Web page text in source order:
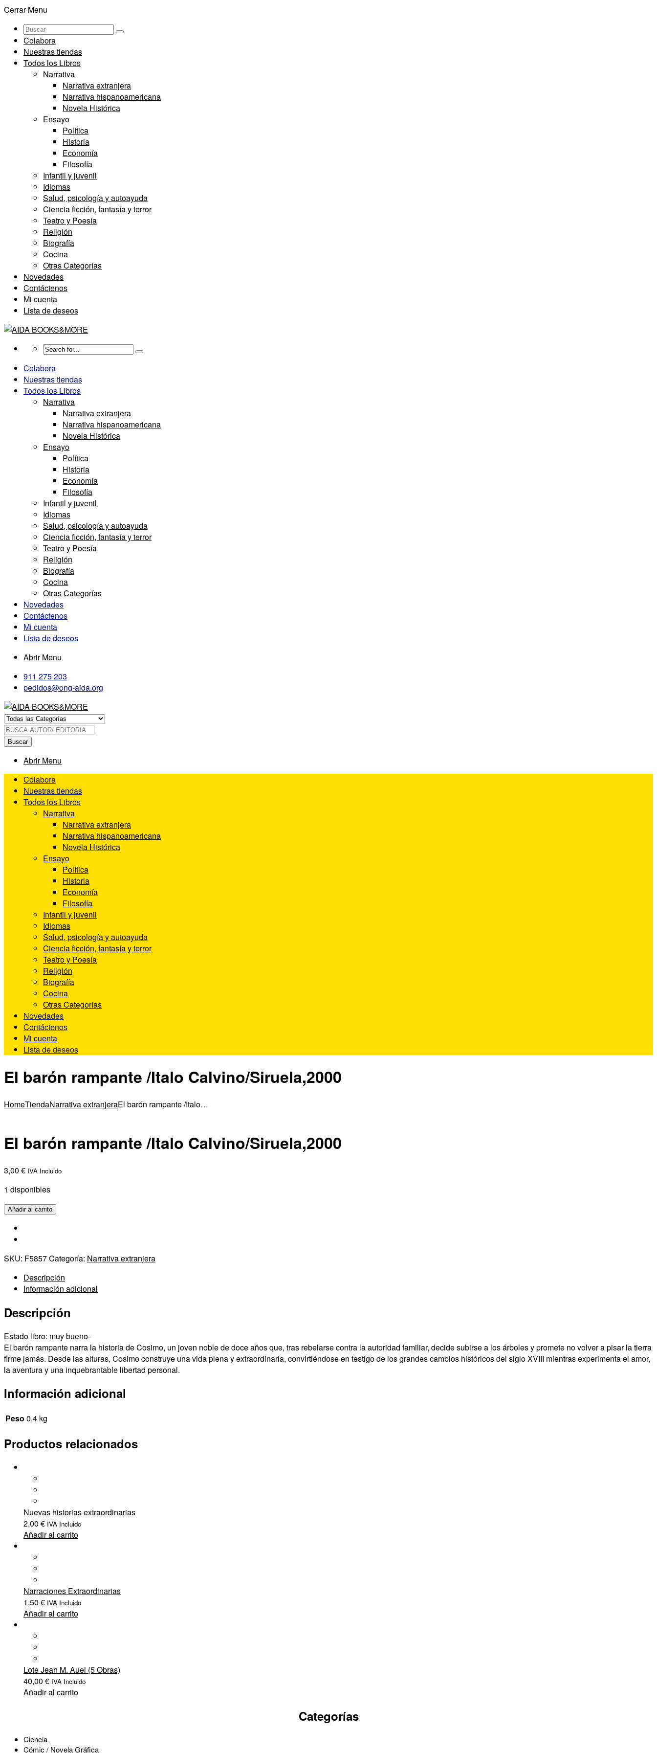
Cerrar Menu
Colabora
Nuestras tiendas
Todos los Libros
Narrativa
Narrativa extranjera
Narrativa hispanoamericana
Novela Histórica
Ensayo
Política
Historia
Economía
Filosofía
Infantil y juvenil
Idiomas
Salud, psicología y autoayuda
Ciencia ficción, fantasía y terror
Teatro y Poesía
Religión
Biografía
Cocina
Otras Categorías
Novedades
Contáctenos
Mi cuenta
Lista de deseos
Colabora
Nuestras tiendas
Todos los Libros
Narrativa
Narrativa extranjera
Narrativa hispanoamericana
Novela Histórica
Ensayo
Política
Historia
Economía
Filosofía
Infantil y juvenil
Idiomas
Salud, psicología y autoayuda
Ciencia ficción, fantasía y terror
Teatro y Poesía
Religión
Biografía
Cocina
Otras Categorías
Novedades
Contáctenos
Mi cuenta
Lista de deseos
Abrir Menu
911 275 203
pedidos@ong-aida.org
Buscar
Abrir Menu
Colabora
Nuestras tiendas
Todos los Libros
Narrativa
Narrativa extranjera
Narrativa hispanoamericana
Novela Histórica
Ensayo
Política
Historia
Economía
Filosofía
Infantil y juvenil
Idiomas
Salud, psicología y autoayuda
Ciencia ficción, fantasía y terror
Teatro y Poesía
Religión
Biografía
Cocina
Otras Categorías
Novedades
Contáctenos
Mi cuenta
Lista de deseos
El barón rampante /Italo Calvino/Siruela,2000
HomeTiendaNarrativa extranjeraEl barón rampante /Italo…
El barón rampante /Italo Calvino/Siruela,2000
3,00 € IVA Incluido
1 disponibles
El
rampante
/Italo
Calvino/Siruela,2000
cantidad
Añadir al carrito
SKU: F5857Categoría: Narrativa extranjera
Descripción
Información adicional
Descripción
Estado libro: muy bueno-
El barón rampante narra la historia de Cosimo, un joven noble de doce años que, tras rebelarse contra la autoridad familiar, decide subirse a los árboles y promete no volver a pisar la tierra
firme jamás. Desde las alturas, Cosimo construye una vida plena y extraordinaria, convirtiéndose en testigo de los grandes cambios históricos del siglo XVIII mientras experimenta el amor,
la aventura y una inquebrantable libertad personal.
Información adicional
Peso 0,4 kg
Productos relacionados
Nuevas historias extraordinarias
2,00 € IVA Incluido
Añadir al carrito
Narraciones Extraordinarias
1,50 € IVA Incluido
Añadir al carrito
Lote Jean M. Auel (5 Obras)
40,00 € IVA Incluido
Añadir al carrito
Categorías
Ciencia
Cómic / Novela Gráfica